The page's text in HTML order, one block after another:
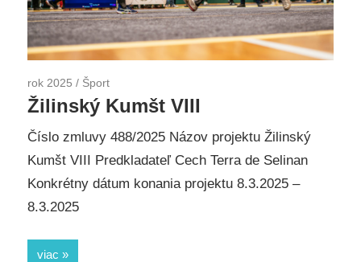
rok 2025 / Šport
Žilinský Kumšt VIII
Číslo zmluvy 488/2025 Názov projektu Žilinský
Kumšt VIII Predkladateľ Cech Terra de Selinan
Konkrétny dátum konania projektu 8.3.2025 –
8.3.2025
viac